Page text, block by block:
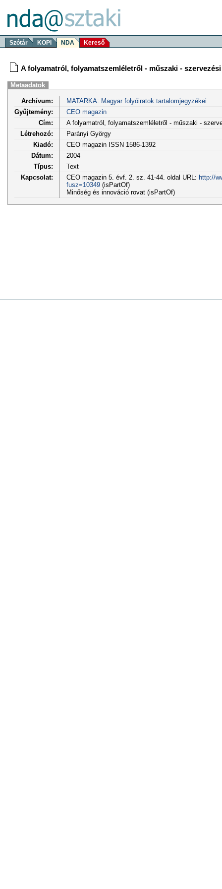
Szótár KOPI NDA Kereső
A folyamatról, folyamatszemléletről - műszaki -
Metaadatok
Archívum:
MATARKA: Magyar folyóiratok tartalomjegyzékei
Gyűjtemény:
CEO magazin
Cím:
A folyamatról, folyamatszemléletről - műszaki -
Létrehozó:
Parányi György
Kiadó:
CEO magazin ISSN 1586-1392
Dátum:
2004
Típus:
Text
Kapcsolat:
CEO magazin 5. évf. 2. sz. 41-44. oldal URL: http://
fusz=10349(isPartOf)
Minőség és innováció rovat (isPartOf)